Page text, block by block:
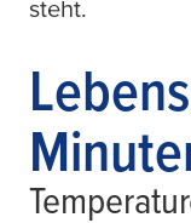
steht.